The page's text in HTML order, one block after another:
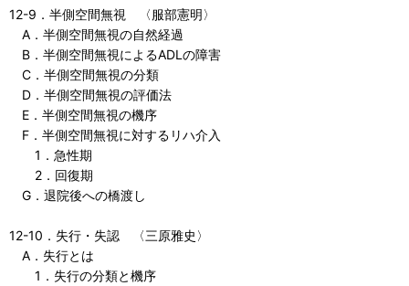
12-9．半側空間無視 〈服部憲明〉
A．半側空間無視の自然経過
B．半側空間無視によるADLの障害
C．半側空間無視の分類
D．半側空間無視の評価法
E．半側空間無視の機序
F．半側空間無視に対するリハ介入
1．急性期
2．回復期
G．退院後への橋渡し
12-10．失行・失認 〈三原雅史〉
A．失行とは
1．失行の分類と機序